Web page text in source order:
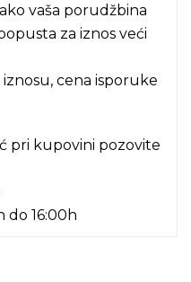
vaša porudžbina
za iznos veći
cena isporuke
pri kupovini pozovite
do 16:00h